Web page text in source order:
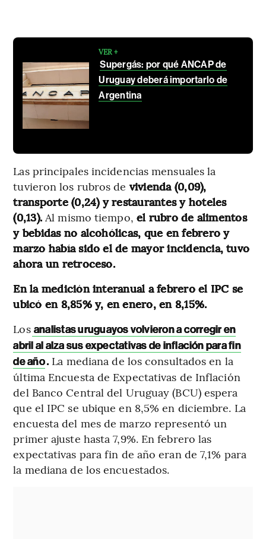
VER +
Supergás: por qué ANCAP de
Uruguay deberá importarlo de
Argentina
Las principales incidencias mensuales la
tuvieron los rubros de vivienda (0,09),
transporte (0,24) y restaurantes y hoteles
(0,13). Al mismo tiempo, el rubro de alimentos
y bebidas no alcohólicas, que en febrero y
marzo había sido el de mayor incidencia, tuvo
ahora un retroceso.
En la medición interanual a febrero el IPC se
ubicó en 8,85% y, en enero, en 8,15%.
Los analistas uruguayos volvieron a corregir en
abril al alza sus expectativas de inflación para fin
de año. La mediana de los consultados en la
última Encuesta de Expectativas de Inflación
del Banco Central del Uruguay (BCU) espera
que el IPC se ubique en 8,5% en diciembre. La
encuesta del mes de marzo representó un
primer ajuste hasta 7,9%. En febrero las
expectativas para fin de año eran de 7,1% para
la mediana de los encuestados.